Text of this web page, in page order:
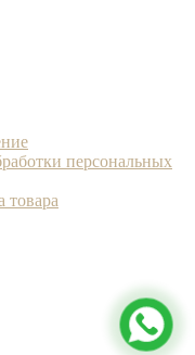
персональных
товара